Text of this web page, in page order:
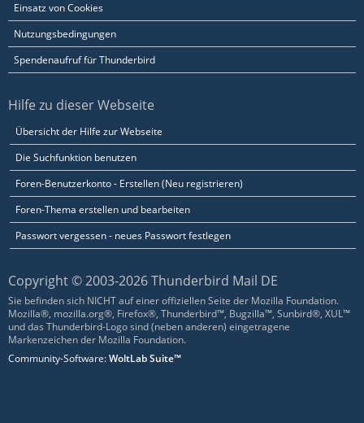
Einsatz von Cookies
Nutzungsbedingungen
Spendenaufruf für Thunderbird
Hilfe zu dieser Webseite
Übersicht der Hilfe zur Webseite
Die Suchfunktion benutzen
Foren-Benutzerkonto - Erstellen (Neu registrieren)
Foren-Thema erstellen und bearbeiten
Passwort vergessen - neues Passwort festlegen
Copyright © 2003-2026 Thunderbird Mail DE
Sie befinden sich NICHT auf einer offiziellen Seite der Mozilla Foundation.
Mozilla®, mozilla.org®, Firefox®, Thunderbird™, Bugzilla™, Sunbird®, XUL™
und das Thunderbird-Logo sind (neben anderen) eingetragene
Markenzeichen der Mozilla Foundation.
Community-Software:WoltLab Suite™